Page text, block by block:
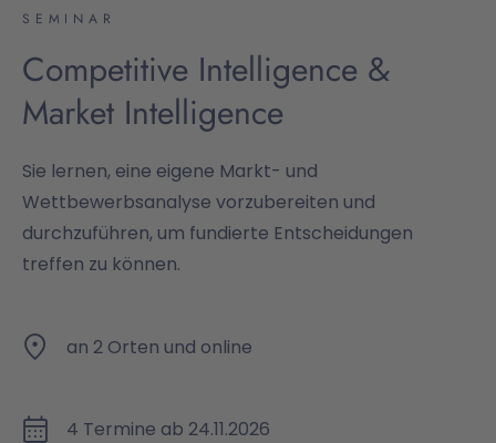
SEMINAR
Competitive Intelligence &
Market Intelligence
Sie lernen, eine eigene Markt- und
Wettbewerbsanalyse vorzubereiten und
durchzuführen, um fundierte Entscheidungen
treffen zu können.
an 2 Orten und online
4 Termine ab 24.11.2026